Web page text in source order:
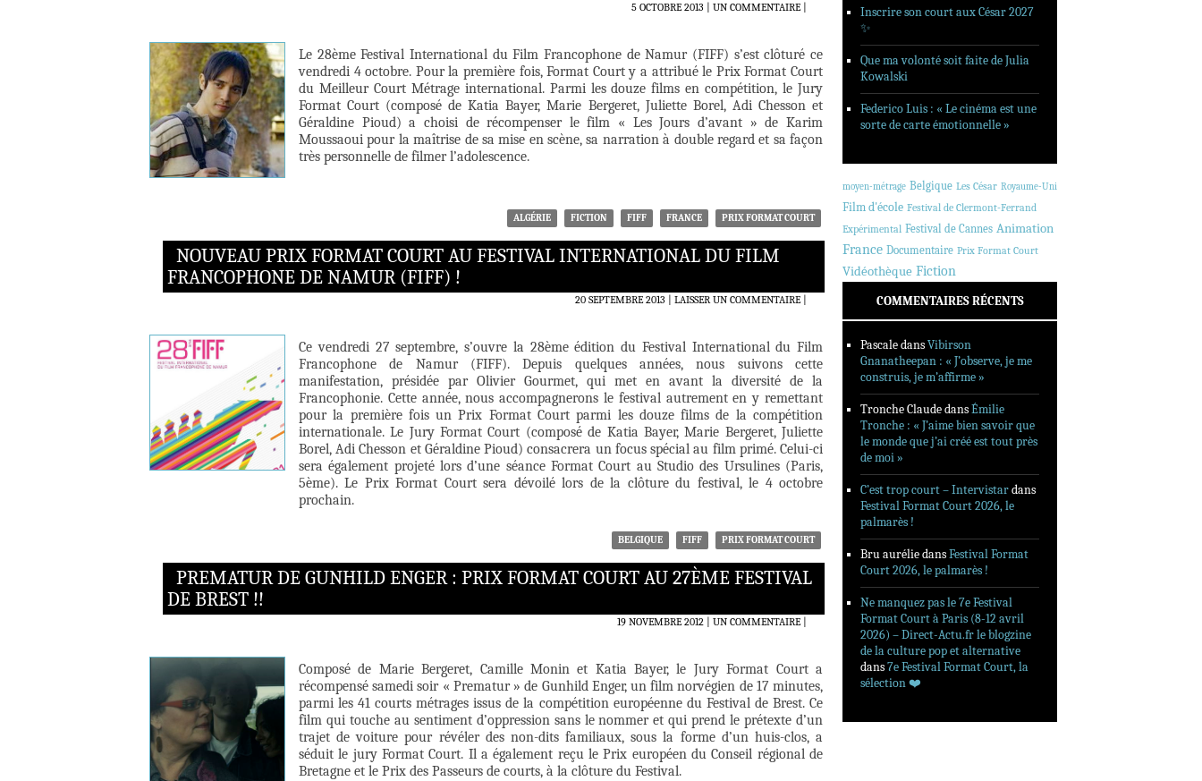
5 OCTOBRE 2013 UN COMMENTAIRE|
Le 28ème Festival International du Film Francophone de Namur (FIFF) s’est clôturé ce
vendredi 4 octobre. Pour la première fois, Format Court y a attribué le Prix Format Court
du Meilleur Court Métrage international. Parmi les douze films en compétition, le Jury
Format Court (composé de Katia Bayer, Marie Bergeret, Juliette Borel, Adi Chesson et
Géraldine Pioud) a choisi de récompenser le film « Les Jours d’avant » de Karim
Moussaoui pour la maîtrise de sa mise en scène, sa narration à double regard et sa façon
très personnelle de filmer l’adolescence.
ALGÉRIE FICTION FIFF FRANCE PRIX FORMAT COURT
NOUVEAU PRIX FORMAT COURT AU FESTIVAL INTERNATIONAL DU FILM
FRANCOPHONE DE NAMUR (FIFF) !
20 SEPTEMBRE 2013 LAISSER UN COMMENTAIRE|
Ce vendredi 27 septembre, s’ouvre la 28ème édition du Festival International du Film
Francophone de Namur (FIFF). Depuis quelques années, nous suivons cette
manifestation, présidée par Olivier Gourmet, qui met en avant la diversité de la
Francophonie. Cette année, nous accompagnerons le festival autrement en y remettant
pour la première fois un Prix Format Court parmi les douze films de la compétition
internationale. Le Jury Format Court (composé de Katia Bayer, Marie Bergeret, Juliette
Borel, Adi Chesson et Géraldine Pioud) consacrera un focus spécial au film primé. Celui-ci
sera également projeté lors d’une séance Format Court au Studio des Ursulines (Paris,
5ème). Le Prix Format Court sera dévoilé lors de la clôture du festival, le 4 octobre
prochain.
BELGIQUE FIFF PRIX FORMAT COURT
PREMATUR DE GUNHILD ENGER : PRIX FORMAT COURT AU 27ÈME FESTIVAL
DE BREST !!
19 NOVEMBRE 2012 UN COMMENTAIRE|
Composé de Marie Bergeret, Camille Monin et Katia Bayer, le Jury Format Court a
récompensé samedi soir « Prematur » de Gunhild Enger, un film norvégien de 17 minutes,
parmi les 41 courts métrages issus de la compétition européenne du Festival de Brest. Ce
film qui touche au sentiment d’oppression sans le nommer et qui prend le prétexte d’un
trajet de voiture pour révéler des non-dits familiaux, sous la forme d’un huis-clos, a
séduit le jury Format Court. Il a également reçu le Prix européen du Conseil régional de
Bretagne et le Prix des Passeurs de courts, à la clôture du Festival.
Inscrire son court aux César 2027
✨
Que ma volonté soit faite de Julia
Kowalski
Federico Luis : « Le cinéma est une
sorte de carte émotionnelle »
moyen-métrage Belgique Les César Royaume-Uni
Film d'école Festival de Clermont-Ferrand
Expérimental Festival de Cannes Animation
France Documentaire Prix Format Court
Vidéothèque Fiction
COMMENTAIRES RÉCENTS
PascaledansVibirson
Gnanatheepan : « J’observe, je me
construis, je m’affirme »
Tronche ClaudedansÉmilie
Tronche : « J’aime bien savoir que
le monde que j’ai créé est tout près
de moi »
C’est trop court – Intervistardans
Festival Format Court 2026, le
palmarès !
Bru auréliedansFestival Format
Court 2026, le palmarès !
Ne manquez pas le 7e Festival
Format Court à Paris (8-12 avril
2026) – Direct-Actu.fr le blogzine
de la culture pop et alternative
dans7e Festival Format Court, la
sélection ❤️‍